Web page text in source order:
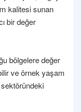
kalitesi sunan
bir değer
bölgelere değer
ve örnek yaşam